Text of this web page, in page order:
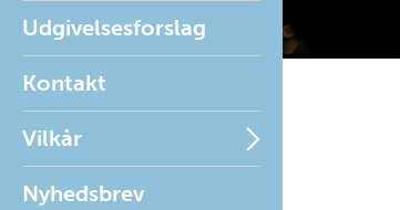
Udgivelsesforslag
Kontakt
Vilkår
Nyhedsbrev